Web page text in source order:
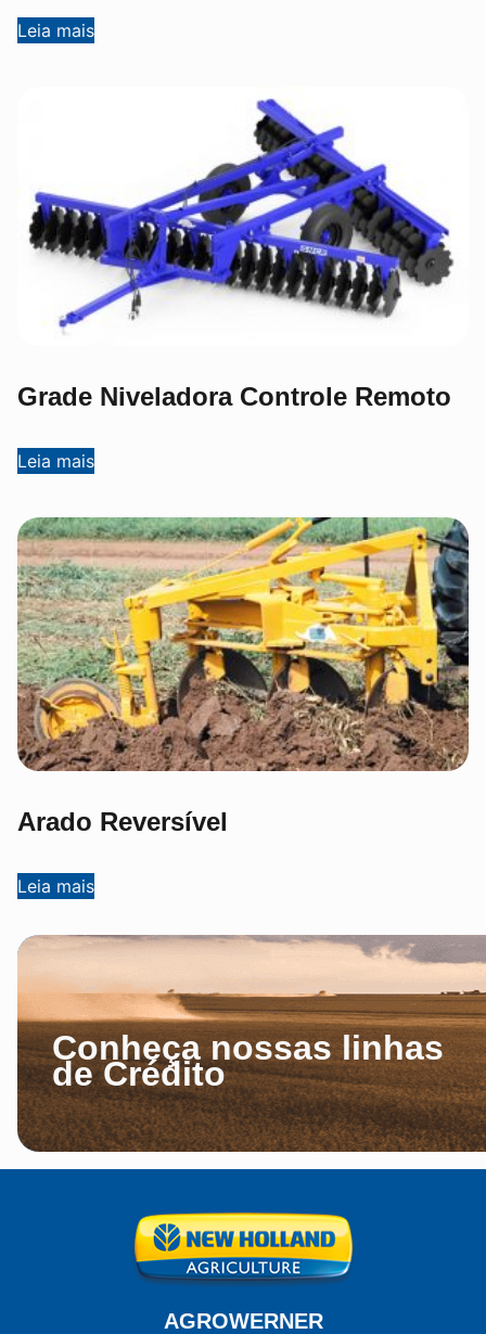
Leia mais
Grade Niveladora Controle Remoto
Leia mais
Arado Reversível
Leia mais
Conheça nossas linhas
de Crédito
AGROWERNER